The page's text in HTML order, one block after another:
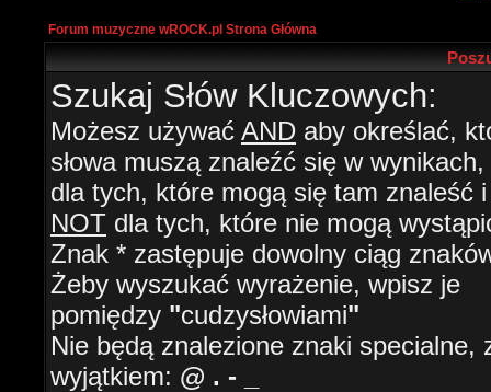
Forum muzyczne wROCK.pl Strona Główna
Szukaj Słów Kluczowych:
Możesz używać AND aby określać,
słowa muszą znaleźć się w wynikach,
dla tych, które mogą się tam znaleść i
NOT dla tych, które nie mogą
Znak * zastępuje dowolny ciąg
Żeby wyszukać wyrażenie, wpisz je
pomiędzy "cudzysłowiami"
Nie będą znalezione znaki specialne,
wyjątkiem: @ . - _